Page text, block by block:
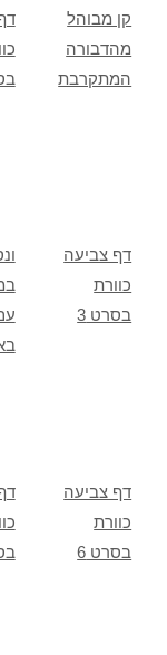
קן מבוהל
מהדבורה
המתקרבת
דף צביעה
כוורת
בסרט 3
דף צביעה
כוורת
בסרט 6